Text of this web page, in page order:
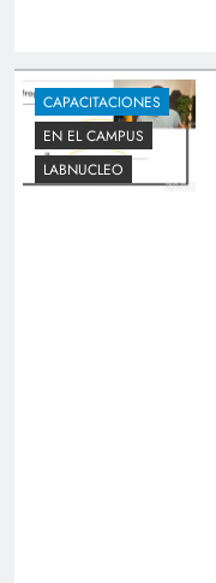
CAPACITACIONES
EN EL CAMPUS
LABNUCLEO